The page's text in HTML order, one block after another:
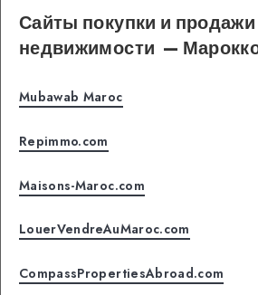
Сайты покупки и продажи
недвижимости —
Mubawab Maroc
Repimmo.com
Maisons-Maroc.com
LouerVendreAuMaroc.com
CompassPropertiesAbroad.com